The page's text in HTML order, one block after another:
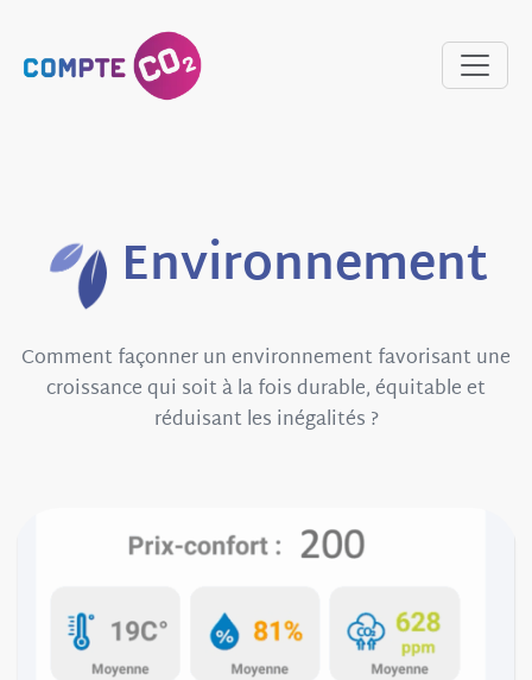
Environnement
Comment façonner un environnement favorisant une
croissance qui soit à la fois durable, équitable et
réduisant les inégalités ?